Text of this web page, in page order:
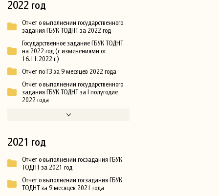
2022 год
Отчет о выполнении государственного
задания ГБУК ТОДНТ за 2022 год
Государственное задание ГБУК ТОДНТ
на 2022 год (с изменениями от
16.11.2022 г.)
Отчет по ГЗ за 9 месяцев 2022 года
Отчет о выполнении государственного
задания ГБУК ТОДНТ за I полугодие
2022 года
2021 год
Отчет о выполнении госзадания ГБУК
ТОДНТ за 2021 год
Отчет о выполнении госзадания ГБУК
ТОДНТ за 9 месяцев 2021 года